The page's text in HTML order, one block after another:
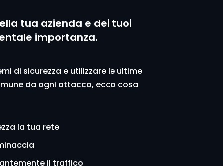
tua azienda e dei tuoi
importanza.
di sicurezza e utilizzare le ultime
da ogni attacco, ecco cosa
la tua rete
il traffico